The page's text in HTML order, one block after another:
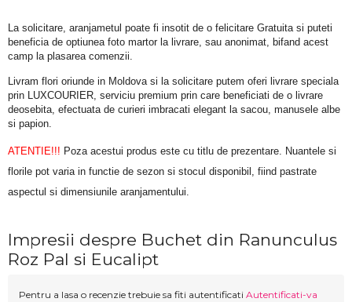
La solicitare, aranjametul poate fi insotit de o felicitare Gratuita si puteti
beneficia de optiunea foto martor la livrare, sau anonimat, bifand acest
camp la plasarea comenzii.
Livram flori oriunde in Moldova si la solicitare putem oferi livrare speciala
prin LUXCOURIER, serviciu premium prin care beneficiati de o livrare
deosebita, efectuata de curieri imbracati elegant la sacou, manusele albe
si papion.
ATENTIE!!! Poza acestui produs este cu titlu de prezentare. Nuantele si
florile pot varia in functie de sezon si stocul disponibil, fiind pastrate
aspectul si dimensiunile aranjamentului.
Impresii despre Buchet din Ranunculus
Roz Pal si Eucalipt
Pentru a lasa o recenzie trebuie sa fiti autentificati Autentificati-va